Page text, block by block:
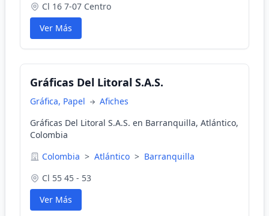
Cl 16 7-07 Centro
Ver Más
Gráficas Del Litoral S.A.S.
Gráfica, Papel
Afiches
Gráficas Del Litoral S.A.S. en Barranquilla, Atlántico,
Colombia
Colombia > Atlántico > Barranquilla
Cl 55 45 - 53
Ver Más